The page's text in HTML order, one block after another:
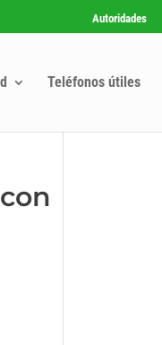
Autoridades
Teléfonos útiles